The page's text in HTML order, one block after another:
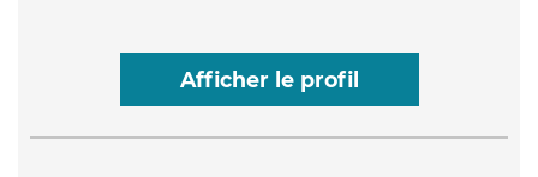
Afficher le profil